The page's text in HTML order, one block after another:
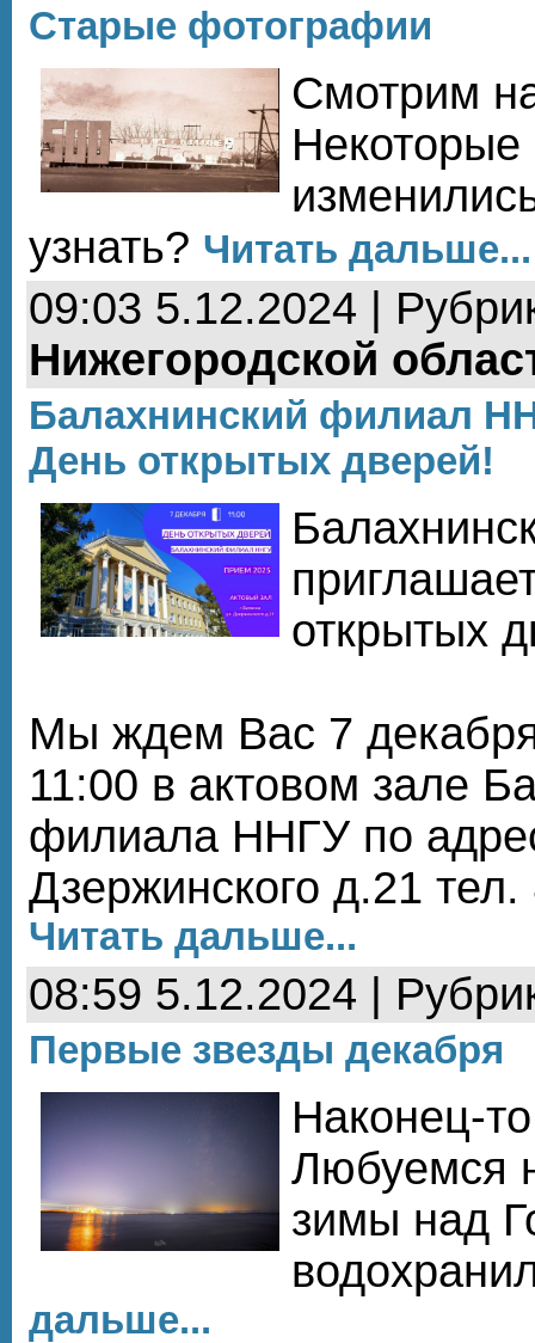
Старые фотографии
Смотрим
Некоторые
узнать? Читать дальше...
09:03 5.12.2024 |
Нижегородской
Балахнинский филиал
День открытых дверей!
открытых
Мы ждем Вас 7
11:00 в актовом зале
филиала ННГУ по
Дзержинского д.21
Читать дальше...
08:59 5.12.2024 |
Первые звезды декабря
Наконец-
Любуемся
зимы над
дальше...